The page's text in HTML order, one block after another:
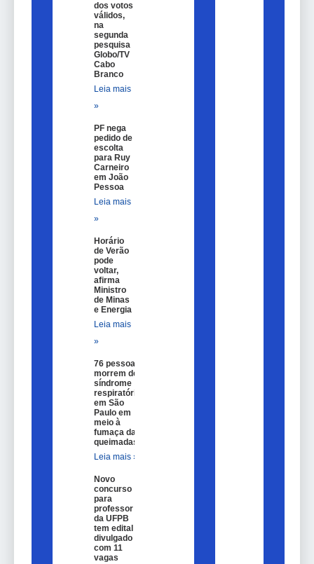
dos votos
válidos,
na
segunda
pesquisa
Globo/TV
Cabo
Branco
Leia mais
»
PF nega
pedido de
escolta
para Ruy
Carneiro
em João
Pessoa
Leia mais
»
Horário
de Verão
pode
voltar,
afirma
Ministro
de Minas
e Energia
Leia mais
»
76 pessoas
morrem de
síndrome
respiratória
em São
Paulo em
meio à
fumaça das
queimadas
Leia mais »
Novo
concurso
para
professor
da UFPB
tem edital
divulgado
com 11
vagas